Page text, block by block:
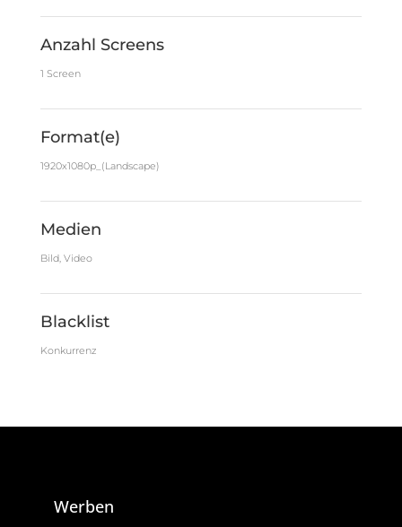
Anzahl Screens
1 Screen
Format(e)
1920x1080p_(Landscape)
Medien
Bild, Video
Blacklist
Konkurrenz
Werben